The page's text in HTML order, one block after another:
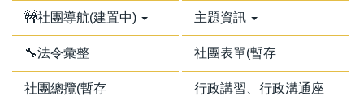
🚧社團導航(建置中) 主題資訊
🔧法令彙整 社團表單(暫存
社團總攬(暫存
行政講習、行政溝通座